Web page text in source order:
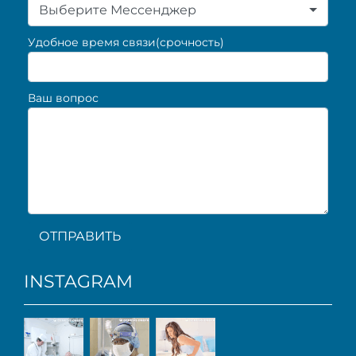
Выберите Мессенджер
Удобное время связи(срочность)
Ваш вопрос
ОТПРАВИТЬ
INSTAGRAM